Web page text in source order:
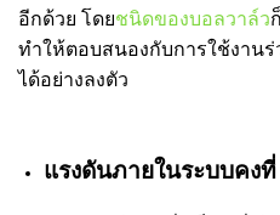
อีกด้วย โดยชนิดของบอลวาล์ว
ทำให้ตอบสนองกับการใช้งาน
ได้อย่างลงตัว
แรงดันภายในระบบคงที่